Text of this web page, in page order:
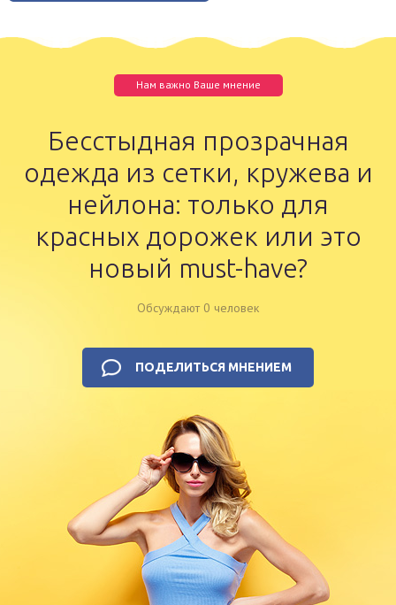
Нам важно Ваше мнение
Бесстыдная прозрачная
одежда из сетки, кружева и
нейлона: только для
красных дорожек или это
новый must-have?
Обсуждают 0 человек
ПОДЕЛИТЬСЯ МНЕНИЕМ